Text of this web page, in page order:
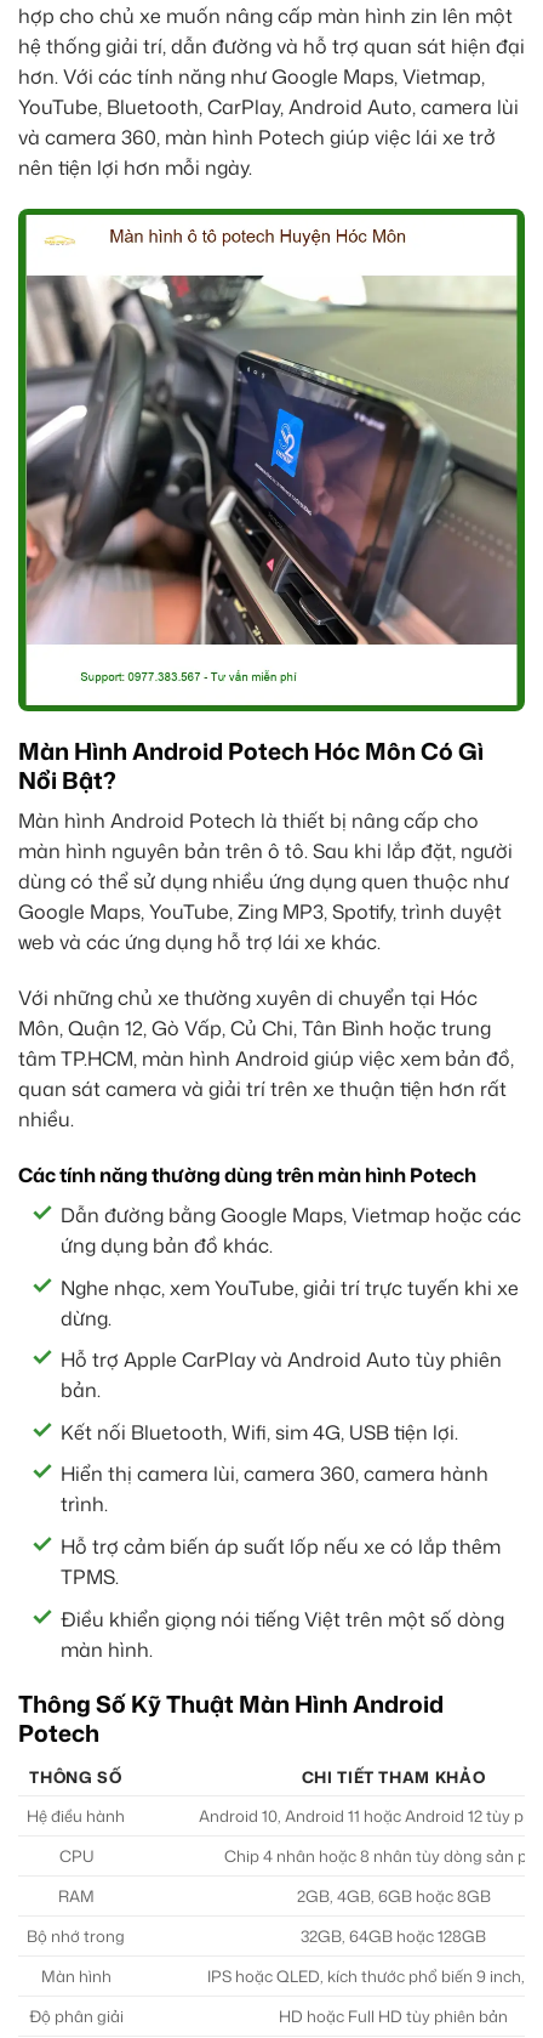
hợp cho chủ xe muốn nâng cấp màn hình zin lên một
hệ thống giải trí, dẫn đường và hỗ trợ quan sát hiện đại
hơn. Với các tính năng như Google Maps, Vietmap,
YouTube, Bluetooth, CarPlay, Android Auto, camera lùi
và camera 360, màn hình Potech giúp việc lái xe trở
nên tiện lợi hơn mỗi ngày.
Màn Hình Android Potech Hóc Môn Có Gì
Nổi Bật?
Màn hình Android Potech là thiết bị nâng cấp cho
màn hình nguyên bản trên ô tô. Sau khi lắp đặt, người
dùng có thể sử dụng nhiều ứng dụng quen thuộc như
Google Maps, YouTube, Zing MP3, Spotify, trình duyệt
web và các ứng dụng hỗ trợ lái xe khác.
Với những chủ xe thường xuyên di chuyển tại Hóc
Môn, Quận 12, Gò Vấp, Củ Chi, Tân Bình hoặc trung
tâm TP.HCM, màn hình Android giúp việc xem bản đồ,
quan sát camera và giải trí trên xe thuận tiện hơn rất
nhiều.
Các tính năng thường dùng trên màn hình Potech
Dẫn đường bằng Google Maps, Vietmap hoặc các
ứng dụng bản đồ khác.
Nghe nhạc, xem YouTube, giải trí trực tuyến khi xe
dừng.
Hỗ trợ Apple CarPlay và Android Auto tùy phiên
bản.
Kết nối Bluetooth, Wifi, sim 4G, USB tiện lợi.
Hiển thị camera lùi, camera 360, camera hành
trình.
Hỗ trợ cảm biến áp suất lốp nếu xe có lắp thêm
TPMS.
Điều khiển giọng nói tiếng Việt trên một số dòng
màn hình.
Thông Số Kỹ Thuật Màn Hình Android
Potech
THÔNG SỐ
CHI TIẾT THAM KHẢO
Hệ điều hành
Android 10, Android 11 hoặc Android 12 tùy
CPU
Chip 4 nhân hoặc 8 nhân tùy dòng sản
RAM
2GB, 4GB, 6GB hoặc 8GB
Bộ nhớ trong
32GB, 64GB hoặc 128GB
Màn hình
IPS hoặc QLED, kích thước phổ biến 9 inch,
Độ phân giải
HD hoặc Full HD tùy phiên bản